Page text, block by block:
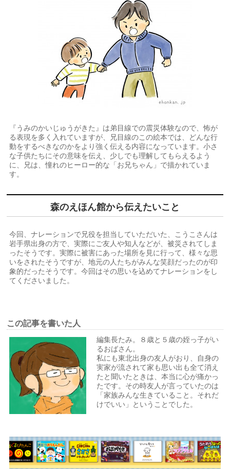
『うみのかいじゅうがきた』は弟目線での震災体験なので、怖が
る表現を多く入れていますが、兄目線のこの絵本では、どんな行
動をするべきなのかをより強く伝える内容になっています。小さ
な子供たちにその意味を伝え、少しでも理解してもらえるよう
に、兄は、憧れのヒーロー的な「お兄ちゃん」で描かれていま
す。
森のえほん館から伝えたいこと
今回、ナレーションで兄役を担当していただいた、こうこさんは
岩手県出身の方で、実際にご友人や知人などが、被災されてしま
ったそうです。実際に被害にあった場所を見に行って、様々な思
いをされたそうですが、地元の人たちがみんな笑顔だったのが印
象的だったそうです。今回はその思いを込めてナレーションをし
てくださいました。
この記事を書いた人
編集長たみ。８歳と５歳の姪っ子がい
るおばさん。
私にも東北出身の友人がおり、自身の
実家が流されて家も思い出も全て消え
たと聞いたときは、本当に心が痛かっ
たです。その時友人が言っていたのは
「家族みんな生きていること。それだ
けでいい」ということでした。